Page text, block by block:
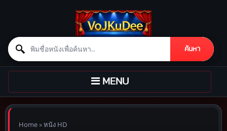
Search for:
ค้นหา
Skip to content
TOGGLE
NAVIGATION
MENU
Home»หนัง HD